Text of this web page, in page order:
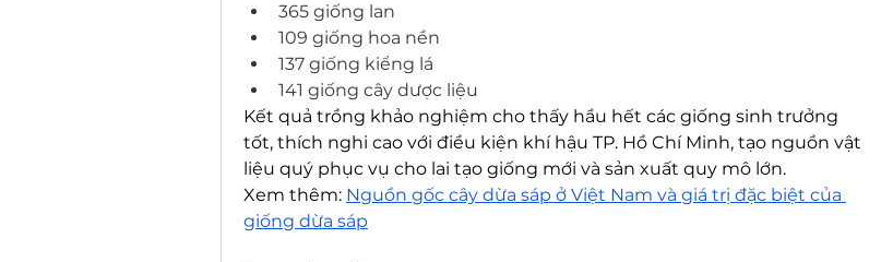
365 giống lan
109 giống hoa nền
137 giống kiểng lá
141 giống cây dược liệu
Kết quả trồng khảo nghiệm cho thấy hầu hết các giống sinh trưởng
tốt, thích nghi cao với điều kiện khí hậu TP. Hồ Chí Minh, tạo nguồn vật
liệu quý phục vụ cho lai tạo giống mới và sản xuất quy mô lớn.
Xem thêm: Nguồn gốc cây dừa sáp ở Việt Nam và giá trị đặc biệt của
giống dừa sáp